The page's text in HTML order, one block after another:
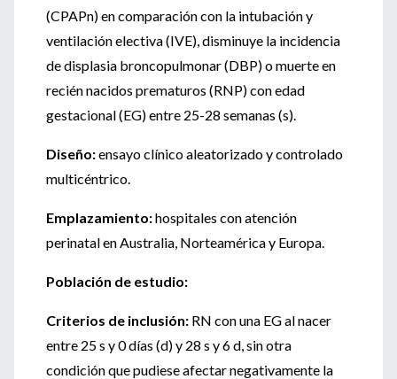
(CPAPn) en comparación con la intubación y
ventilación electiva (IVE), disminuye la incidencia
de displasia broncopulmonar (DBP) o muerte en
recién nacidos prematuros (RNP) con edad
gestacional (EG) entre 25-28 semanas (s).
Diseño:ensayo clínico aleatorizado y controlado
multicéntrico.
Emplazamiento:hospitales con atención
perinatal en Australia, Norteamérica y Europa.
Población de estudio:
Criterios de inclusión: RN con una EG al nacer
entre 25 s y 0 días (d) y 28 s y 6 d, sin otra
condición que pudiese afectar negativamente la